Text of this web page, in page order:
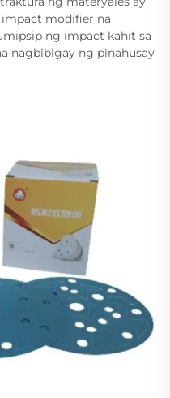
modifier na
ng impact kahit sa
nagbibigay ng pinahusay